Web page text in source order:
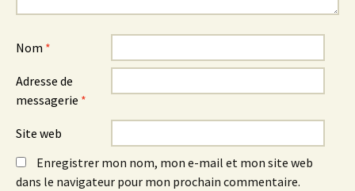
Nom *
Adresse de
messagerie *
Site web
Enregistrer mon nom, mon e-mail et mon site web
dans le navigateur pour mon prochain commentaire.